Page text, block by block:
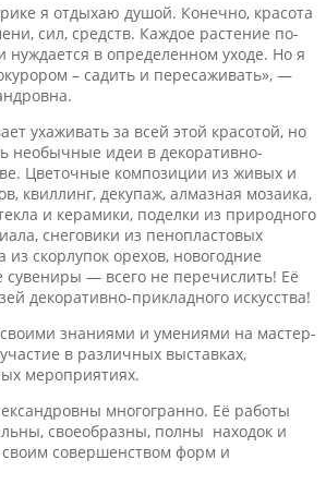
я отдыхаю душой. Конечно, красота
сил, средств. Каждое растение по-
нуждается в определенном уходе. Но я
– садить и пересаживать», —
ухаживать за всей этой красотой, но
необычные идеи в декоративно-
Цветочные композиции из живых и
квиллинг, декупаж, алмазная мозаика,
и керамики, поделки из природного
снеговики из пенопластовых
скорлупок орехов, новогодние
— всего не перечислить! Её
декоративно-прикладного искусства!
знаниями и умениями на мастер-
в различных выставках,
мероприятиях.
многогранно. Её работы
своеобразны, полны находок и
совершенством форм и